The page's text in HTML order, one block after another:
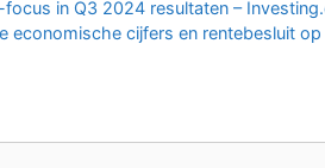
in Q3 2024 resultaten –
economische cijfers en rentebesluit